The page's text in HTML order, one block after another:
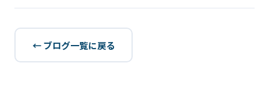
← ブログ一覧に戻る